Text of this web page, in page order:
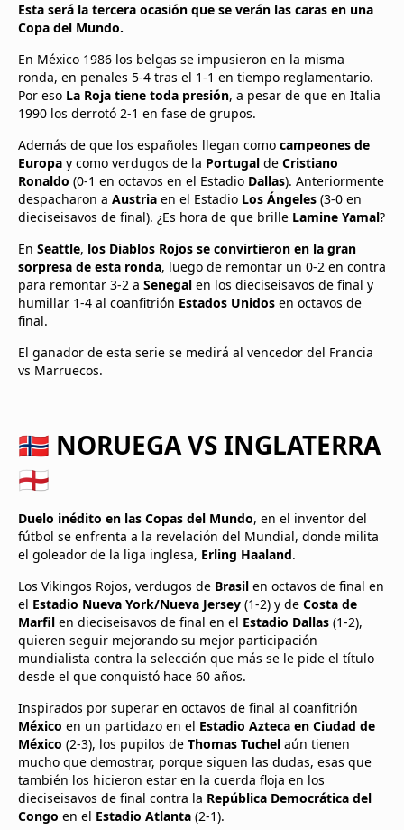
Esta será la tercera ocasión que se verán las caras en una
Copa del Mundo.
En México 1986 los belgas se impusieron en la misma
ronda, en penales 5-4 tras el 1-1 en tiempo reglamentario.
Por eso La Roja tiene toda presión, a pesar de que en Italia
1990 los derrotó 2-1 en fase de grupos.
Además de que los españoles llegan como campeones de
Europa y como verdugos de la Portugal de Cristiano
Ronaldo (0-1 en octavos en el Estadio Dallas). Anteriormente
despacharon a Austria en el Estadio Los Ángeles (3-0 en
dieciseisavos de final). ¿Es hora de que brille Lamine Yamal?
En Seattle, los Diablos Rojos se convirtieron en la gran
sorpresa de esta ronda, luego de remontar un 0-2 en contra
para remontar 3-2 a Senegal en los dieciseisavos de final y
humillar 1-4 al coanfitrión Estados Unidos en octavos de
final.
El ganador de esta serie se medirá al vencedor del Francia
vs Marruecos.
🇳🇴 NORUEGA VS INGLATERRA
🏴󠁧󠁢󠁥󠁮󠁧󠁿
Duelo inédito en las Copas del Mundo, en el inventor del
fútbol se enfrenta a la revelación del Mundial, donde milita
el goleador de la liga inglesa, Erling Haaland.
Los Vikingos Rojos, verdugos de Brasil en octavos de final en
el Estadio Nueva York/Nueva Jersey (1-2) y de Costa de
Marfil en dieciseisavos de final en el Estadio Dallas (1-2),
quieren seguir mejorando su mejor participación
mundialista contra la selección que más se le pide el título
desde el que conquistó hace 60 años.
Inspirados por superar en octavos de final al coanfitrión
México en un partidazo en el Estadio Azteca en Ciudad de
México (2-3), los pupilos de Thomas Tuchel aún tienen
mucho que demostrar, porque siguen las dudas, esas que
también los hicieron estar en la cuerda floja en los
dieciseisavos de final contra la República Democrática del
Congo en el Estadio Atlanta (2-1).